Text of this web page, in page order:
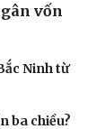
vốn
Ninh từ
ba chiều?